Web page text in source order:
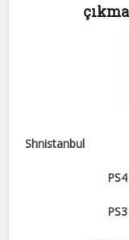
Shnistanbul